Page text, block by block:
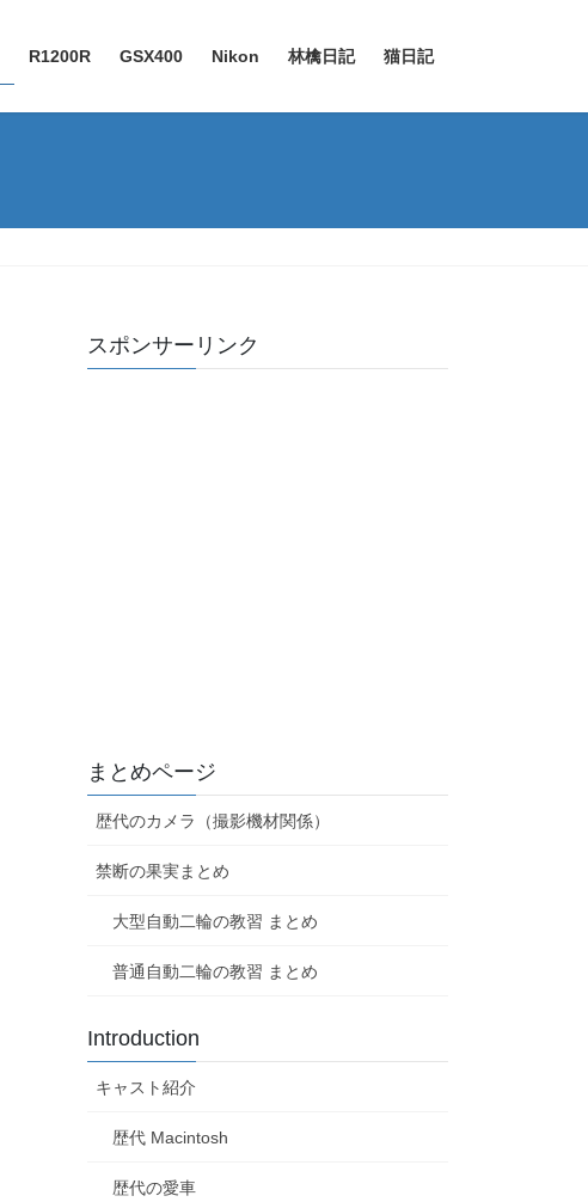
R1200R GSX400 Nikon 林檎日記 猫日記
スポンサーリンク
まとめページ
歴代のカメラ（撮影機材関係）
禁断の果実まとめ
大型自動二輪の教習 まとめ
普通自動二輪の教習 まとめ
Introduction
キャスト紹介
歴代 Macintosh
歴代の愛車